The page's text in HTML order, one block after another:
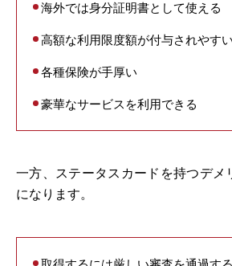
海外では身分証明書として使える
高額な利用限度額が付与されやすい
各種保険が手厚い
豪華なサービスを利用できる
一方、ステータスカードを持つデメ
になります。